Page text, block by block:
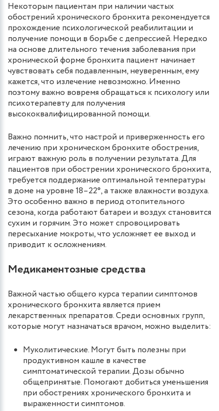
Некоторым пациентам при наличии частых
обострений хронического бронхита рекомендуется
прохождение психологической реабилитации и
получение помощи в борьбе с депрессией. Нередко
на основе длительного течения заболевания при
хронической форме бронхита пациент начинает
чувствовать себя подавленным, неуверенным, ему
кажется, что излечение невозможно. Именно
поэтому важно вовремя обращаться к психологу или
психотерапевту для получения
высококвалифицированной помощи.
Важно помнить, что настрой и приверженность его
лечению при хроническом бронхите обострения,
играют важную роль в получении результата. Для
пациентов при обострении хронического бронхита,
требуется поддержание оптимальной температуры
в доме на уровне 18–22°, а также влажности воздуха.
Это особенно важно в период отопительного
сезона, когда работают батареи и воздух становится
сухим и горячим. Это может спровоцировать
пересыхание мокроты, что усложняет ее выход и
приводит к осложнениям.
Медикаментозные средства
Важной частью общего курса терапии симптомов
хронического бронхита является прием
лекарственных препаратов. Среди основных групп,
которые могут назначаться врачом, можно выделить:
Муколитические. Могут быть полезны при
продуктивном кашле в качестве
симптоматической терапии. Дозы обычно
общепринятые. Помогают добиться уменьшения
при обострениях хронического бронхита и
выраженности симптомов.